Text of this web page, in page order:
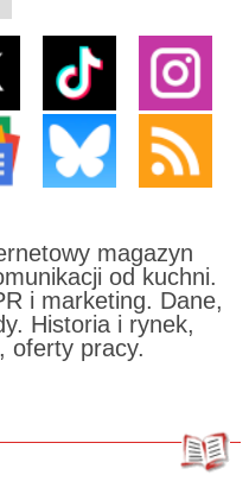
magazyn
od kuchni.
i marketing. Dane,
Historia i rynek,
oferty pracy.